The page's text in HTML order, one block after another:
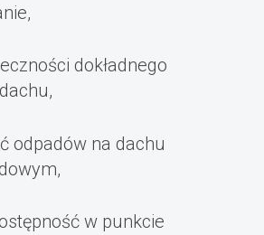
dokładnego
odpadów na dachu
w punkcie